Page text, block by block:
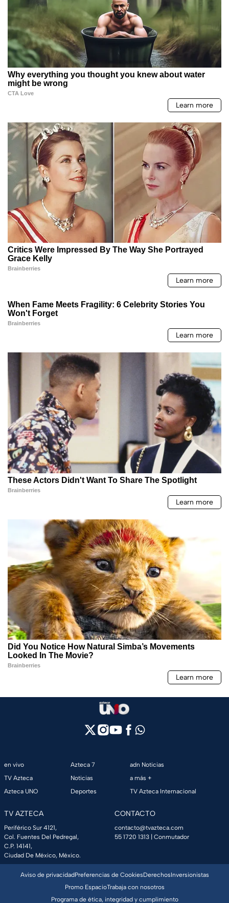
en vivo
TV Azteca
Azteca UNO
Azteca 7
Noticias
Deportes
adn Noticias
a más +
TV Azteca Internacional
TV AZTECA
Periférico Sur 4121,
Col. Fuentes Del Pedregal,
C.P. 14141,
Ciudad De México, México.
CONTACTO
contacto@tvazteca.com
55 1720 1313 | Conmutador
Aviso de privacidadPreferencias de CookiesDerechosInversionistas
Promo EspacioTrabaja con nosotros
Programa de ética, integridad y cumplimiento